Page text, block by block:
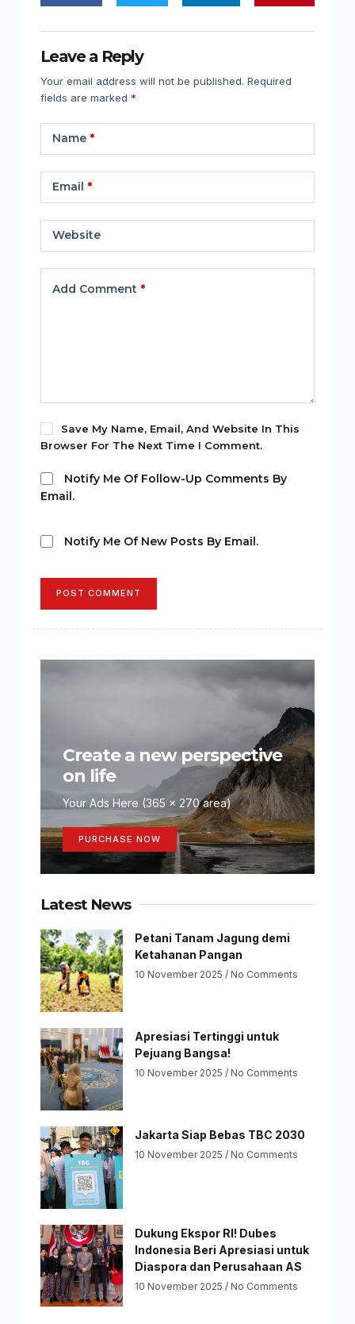
Leave a Reply
Your email address will not be published. Required
fields are marked *
Name*
Email *
Website
Add Comment *
Save My Name, Email, And Website In This
Browser For The Next Time I Comment.
Notify Me Of Follow-Up Comments By
Email.
Notify Me Of New Posts By Email.
POST COMMENT
Create a new perspective
on life
Your Ads Here (365 x 270 area)
PURCHASE NOW
Latest News
Petani Tanam Jagung demi
Ketahanan Pangan
10 November 2025 No Comments
Apresiasi Tertinggi untuk
Pejuang Bangsa!
10 November 2025 No Comments
Jakarta Siap Bebas TBC 2030
10 November 2025 No Comments
Dukung Ekspor RI! Dubes
Indonesia Beri Apresiasi untuk
Diaspora dan Perusahaan AS
10 November 2025 No Comments